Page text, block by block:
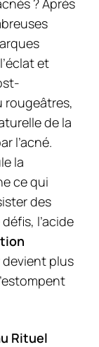
et
rougeâtres,
de la
l’acné.
la
ce qui
des
l’acide
plus
Rituel